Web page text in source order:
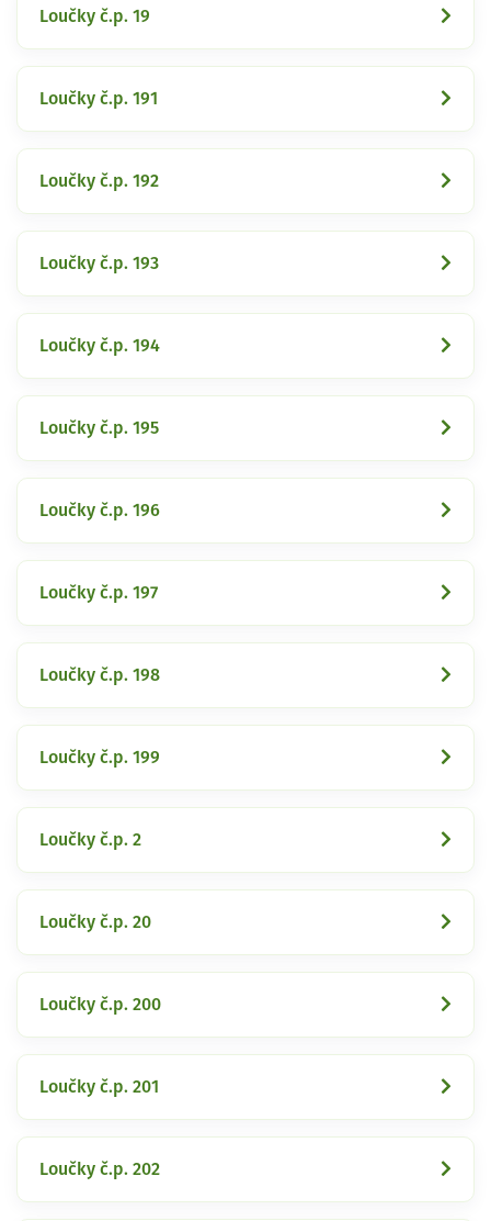
Loučky č.p. 19
Loučky č.p. 191
Loučky č.p. 192
Loučky č.p. 193
Loučky č.p. 194
Loučky č.p. 195
Loučky č.p. 196
Loučky č.p. 197
Loučky č.p. 198
Loučky č.p. 199
Loučky č.p. 2
Loučky č.p. 20
Loučky č.p. 200
Loučky č.p. 201
Loučky č.p. 202